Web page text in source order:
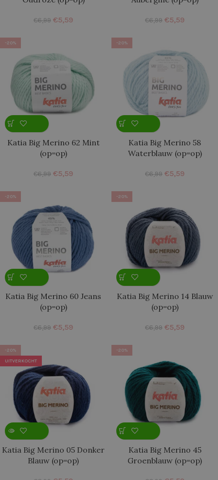
€6,99 €5,59 €6,99 €5,59
-20%
Katia Big Merino 62 Mint
(op=op)
€6,99 €5,59
-20%
Katia Big Merino 58
Waterblauw (op=op)
€6,99 €5,59
-20%
Katia Big Merino 60 Jeans
(op=op)
€6,99 €5,59
-20%
Katia Big Merino 14 Blauw
(op=op)
€6,99 €5,59
-20%
UITVERKOCHT
Katia Big Merino 05 Donker
Blauw (op=op)
-20%
Katia Big Merino 45
Groenblauw (op=op)